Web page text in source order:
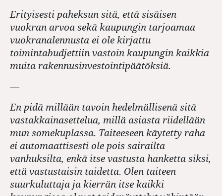
Erityisesti paheksun sitä, että sisäisen
vuokran arvoa sekä kaupungin tarjoamaa
vuokranalennusta ei ole kirjattu
toimintabudjettiin vastoin kaupungin kaikkia
muita rakennusinvestointipäätöksiä.
—
En pidä millään tavoin hedelmällisenä sitä
vastakkainasettelua, millä asiasta riidellään
mun somekuplassa. Taiteeseen käytetty raha
ei automaattisesti ole pois sairailta
vanhuksilta, enkä itse vastusta hanketta siksi,
että vastustaisin taidetta. Olen taiteen
suurkuluttaja ja kierrän itse kaikki